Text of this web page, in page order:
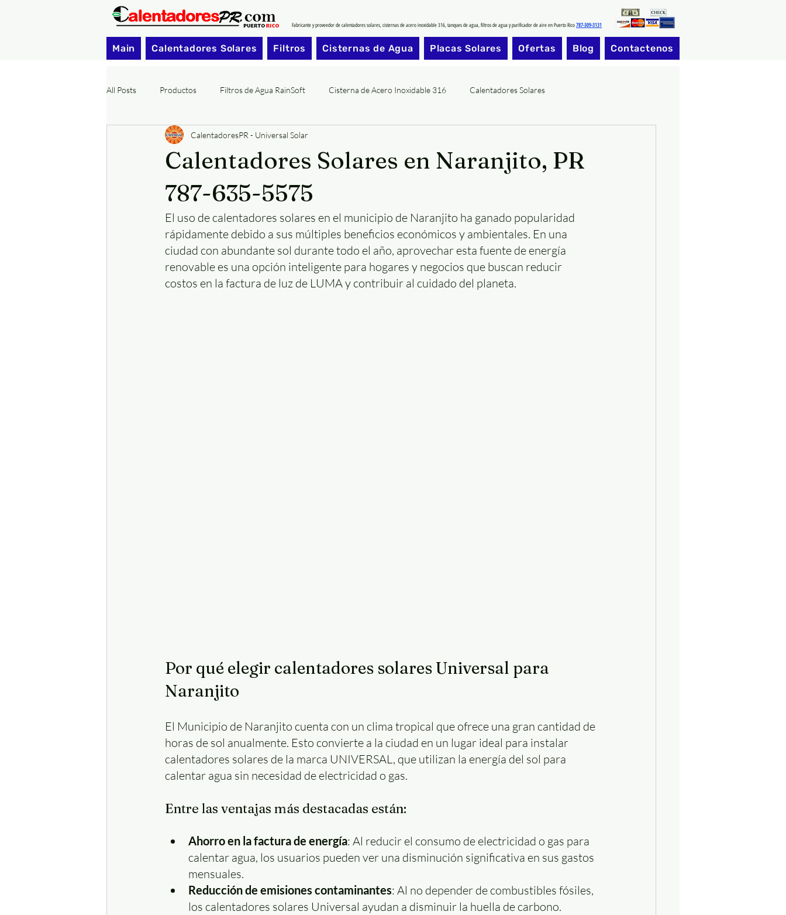
Fabricante y proveedor de calentadores solares, cisternas de acero inoxidable 316, tanques de agua, filtros de agua y purificador de aire en Puerto Rico787-309-3131
Main Calentadores Solares Filtros Cisternas de Agua Placas Solares Ofertas Blog Contactenos
All Posts Productos Filtros de Agua RainSoft Cisterna de Acero Inoxidable 316 Calentadores Solares
Calentadores Solares Municipios PR
Calentadores Solares en Naranjito, PR
787-635-5575
CalentadoresPR - Universal Solar
El uso de calentadores solares en el municipio de Naranjito ha ganado popularidad
rápidamente debido a sus múltiples beneficios económicos y ambientales. En una
ciudad con abundante sol durante todo el año, aprovechar esta fuente de energía
renovable es una opción inteligente para hogares y negocios que buscan reducir
costos en la factura de luz de LUMA y contribuir al cuidado del planeta.
Por qué elegir calentadores solares Universal para
Naranjito
El Municipio de Naranjito cuenta con un clima tropical que ofrece una gran cantidad de
horas de sol anualmente. Esto convierte a la ciudad en un lugar ideal para instalar
calentadores solares de la marca UNIVERSAL, que utilizan la energía del sol para
calentar agua sin necesidad de electricidad o gas.
Entre las ventajas más destacadas están:
Ahorro en la factura de energía: Al reducir el consumo de electricidad o gas para
calentar agua, los usuarios pueden ver una disminución significativa en sus gastos
mensuales.
Reducción de emisiones contaminantes: Al no depender de combustibles fósiles,
los calentadores solares Universal ayudan a disminuir la huella de carbono.